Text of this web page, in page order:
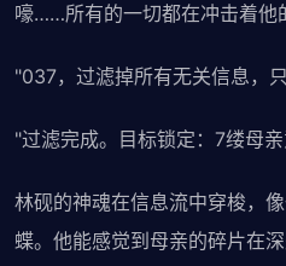
嚎……所有的一切都在冲击着他
"037，过滤掉所有无关信息，
"过滤完成。目标锁定：7缕母
林砚的神魂在信息流中穿梭，
蝶。他能感觉到母亲的碎片在